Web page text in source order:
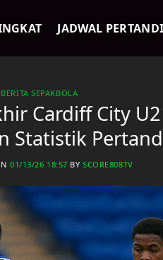
JADWAL
BERITA SEPAKBOLA
Cardiff City
Statistik
01/13/26 18:57 BYSCORE808TV